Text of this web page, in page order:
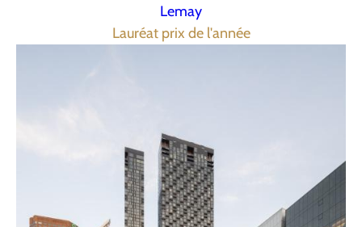
Lemay
Lauréat prix de l'année